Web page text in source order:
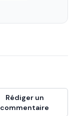
Rédiger un
commentaire